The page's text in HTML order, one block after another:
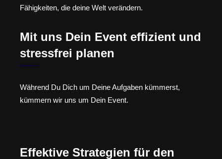
Fähigkeiten, die deine Welt verändern.
Mit uns Dein Event effizient und
stressfrei planen
Während Du Dich um Deine Aufgaben kümmerst,
kümmern wir uns um Dein Event.
Effektive Strategien für den